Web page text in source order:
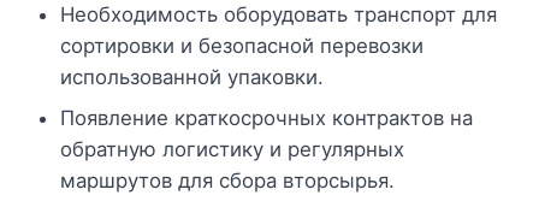
Необходимость оборудовать транспорт для
сортировки и безопасной перевозки
использованной упаковки.
Появление краткосрочных контрактов на
обратную логистику и регулярных
маршрутов для сбора вторсырья.